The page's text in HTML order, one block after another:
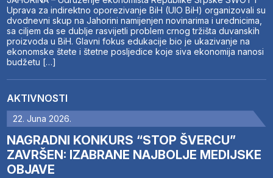
Uprava za indirektno oporezivanje BiH (UIO BiH) organizovali su
dvodnevni skup na Jahorini namijenjen novinarima i urednicima,
sa ciljem da se dublje rasvijetli problem crnog tržišta duvanskih
proizvoda u BiH. Glavni fokus edukacije bio je ukazivanje na
ekonomske štete i štetne posljedice koje siva ekonomija nanosi
budžetu […]
AKTIVNOSTI
22. Juna 2026.
NAGRADNI KONKURS “STOP ŠVERCU”
ZAVRŠEN: IZABRANE NAJBOLJE MEDIJSKE
OBJAVE